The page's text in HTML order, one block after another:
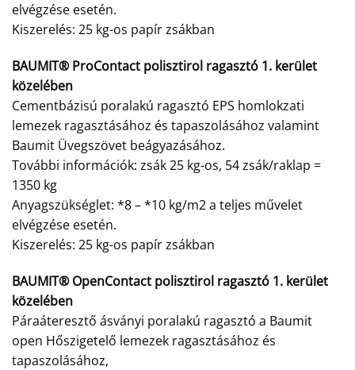
elvégzése esetén.
Kiszerelés: 25 kg-os papír zsákban
BAUMIT® ProContact polisztirol ragasztó 1. kerület
közelében
Cementbázisú poralakú ragasztó EPS homlokzati
lemezek ragasztásához és tapaszolásához valamint
Baumit Üvegszövet beágyazásához.
További információk: zsák 25 kg-os, 54 zsák/raklap =
1350 kg
Anyagszükséglet: *8 – *10 kg/m2 a teljes művelet
elvégzése esetén.
Kiszerelés: 25 kg-os papír zsákban
BAUMIT® OpenContact polisztirol ragasztó 1. kerület
közelében
Páraáteresztő ásványi poralakú ragasztó a Baumit
open Hőszigetelő lemezek ragasztásához és
tapaszolásához,